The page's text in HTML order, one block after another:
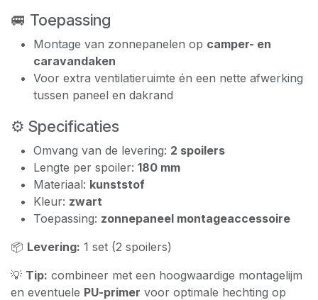
🚐 Toepassing
Montage van zonnepanelen op camper- en
caravandaken
Voor extra ventilatieruimte én een nette afwerking
tussen paneel en dakrand
⚙️ Specificaties
Omvang van de levering: 2 spoilers
Lengte per spoiler: 180 mm
Materiaal: kunststof
Kleur: zwart
Toepassing: zonnepaneel montageaccessoire
📦 Levering: 1 set (2 spoilers)
💡 Tip: combineer met een hoogwaardige montagelijm
en eventuele PU-primer voor optimale hechting op